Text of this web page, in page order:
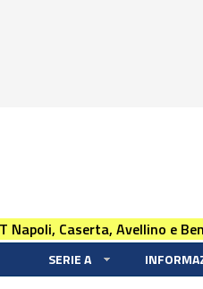
Napoli, Caserta, Avellino e
SERIE A